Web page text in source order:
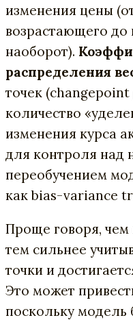
изменения цены
возрастающего до
наоборот).
распределения
точек
количество
изменения курса
для контроля над
переобучением
как bias-variance
Проще говоря,
тем сильнее
точки и
Это может
поскольку модель